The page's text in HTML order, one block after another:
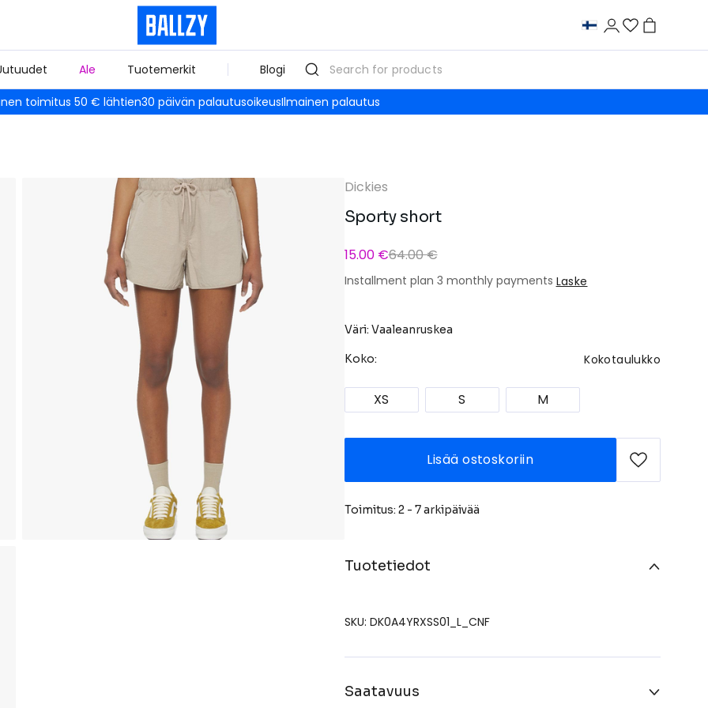
Ale Tuotemerkit Blogi
toimitus 50 € lähtien30 päivän palautusoikeusIlmainen palautus
Dickies
Sporty short
15.00 €64.00 €
Installment plan 3 monthly payments Laske
Väri: Vaaleanruskea
Koko: Kokotaulukko
XS S M
Lisää ostoskoriin
Toimitus: 2 - 7 arkipäivää
Tuotetiedot
SKU: DK0A4YRXSS01_L_CNF
Saatavuus